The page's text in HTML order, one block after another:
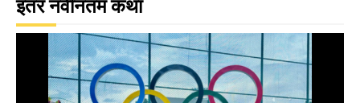
इतर नवीनतम कथा